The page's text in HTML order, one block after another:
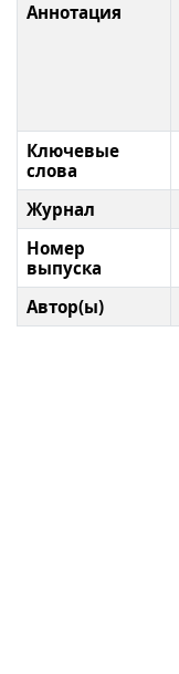
Аннотация
Ключевые
слова
Журнал
Номер
выпуска
Автор(ы)